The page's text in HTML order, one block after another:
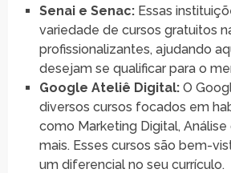
Senai e Senac:Essas
variedade de cursos gratuitos
profissionalizantes, ajudando
desejam se qualificar para o
Google Ateliê Digital:O
diversos cursos focados em
como Marketing Digital,
mais. Esses cursos são bem-
um diferencial no seu currículo.